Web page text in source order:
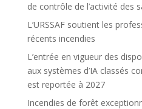
de contrôle de l’activité des
L’URSSAF soutient les
récents incendies
L’entrée en vigueur des
aux systèmes d’IA classés
est reportée à 2027
Incendies de forêt